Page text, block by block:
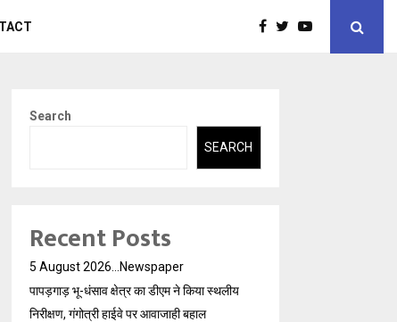
Search
SEARCH
Recent Posts
5 August 2026…Newspaper
पापड़गाड़ भू-धंसाव क्षेत्र का डीएम ने किया स्थलीय
निरीक्षण, गंगोत्री हाईवे पर आवाजाही बहाल